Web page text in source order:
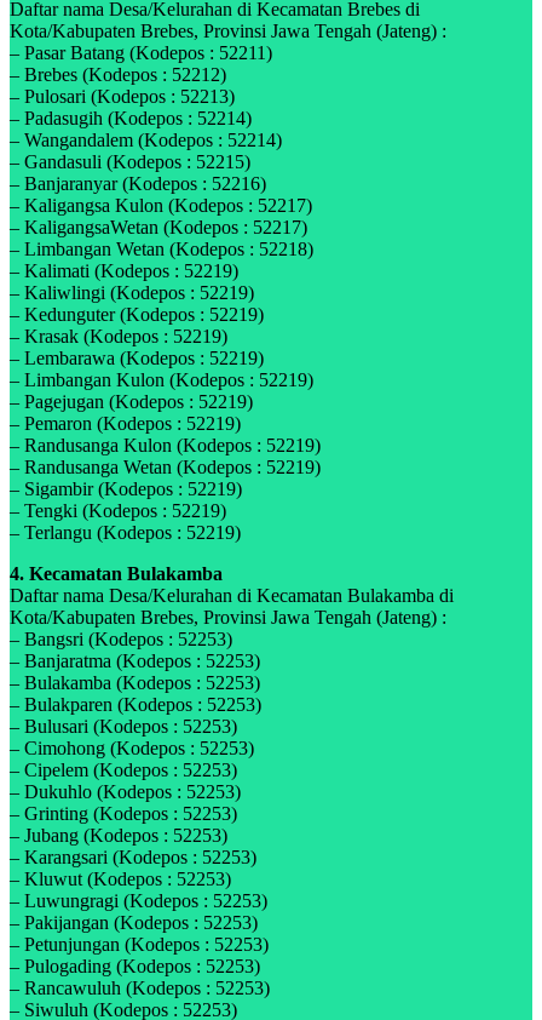
Daftar nama Desa/Kelurahan di Kecamatan Brebes di
Kota/Kabupaten Brebes, Provinsi Jawa Tengah (Jateng) :
– Pasar Batang (Kodepos : 52211)
– Brebes (Kodepos : 52212)
– Pulosari (Kodepos : 52213)
– Padasugih (Kodepos : 52214)
– Wangandalem (Kodepos : 52214)
– Gandasuli (Kodepos : 52215)
– Banjaranyar (Kodepos : 52216)
– Kaligangsa Kulon (Kodepos : 52217)
– KaligangsaWetan (Kodepos : 52217)
– Limbangan Wetan (Kodepos : 52218)
– Kalimati (Kodepos : 52219)
– Kaliwlingi (Kodepos : 52219)
– Kedunguter (Kodepos : 52219)
– Krasak (Kodepos : 52219)
– Lembarawa (Kodepos : 52219)
– Limbangan Kulon (Kodepos : 52219)
– Pagejugan (Kodepos : 52219)
– Pemaron (Kodepos : 52219)
– Randusanga Kulon (Kodepos : 52219)
– Randusanga Wetan (Kodepos : 52219)
– Sigambir (Kodepos : 52219)
– Tengki (Kodepos : 52219)
– Terlangu (Kodepos : 52219)
4. Kecamatan Bulakamba
Daftar nama Desa/Kelurahan di Kecamatan Bulakamba di
Kota/Kabupaten Brebes, Provinsi Jawa Tengah (Jateng) :
– Bangsri (Kodepos : 52253)
– Banjaratma (Kodepos : 52253)
– Bulakamba (Kodepos : 52253)
– Bulakparen (Kodepos : 52253)
– Bulusari (Kodepos : 52253)
– Cimohong (Kodepos : 52253)
– Cipelem (Kodepos : 52253)
– Dukuhlo (Kodepos : 52253)
– Grinting (Kodepos : 52253)
– Jubang (Kodepos : 52253)
– Karangsari (Kodepos : 52253)
– Kluwut (Kodepos : 52253)
– Luwungragi (Kodepos : 52253)
– Pakijangan (Kodepos : 52253)
– Petunjungan (Kodepos : 52253)
– Pulogading (Kodepos : 52253)
– Rancawuluh (Kodepos : 52253)
– Siwuluh (Kodepos : 52253)